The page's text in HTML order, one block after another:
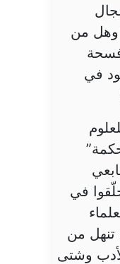
وهل من
في
في
تنهل من
وشتى